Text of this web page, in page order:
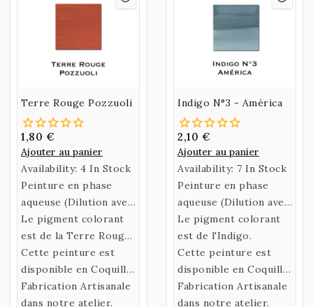
Terre Rouge Pozzuoli
1,80 €
Ajouter au panier
Availability: 4 In Stock
Peinture en phase
aqueuse (Dilution avec
de l’eau)
confectionnée selon
une recette historique
utilisant un liant
naturel fabriqué à
partir de Gomme
Le pigment colorant
est de la Terre Rouge
Pozzuoli.
Cette peinture est
disponible en Coquille
ou en Godet.
Fabrication Artisanale
dans notre atelier.
Indigo N°3 - América
2,10 €
Ajouter au panier
Availability: 7 In Stock
Peinture en phase
aqueuse (Dilution avec
de l’eau)
confectionnée selon
une recette historique
utilisant un liant
naturel fabriqué à
partir de Gomme
Le pigment colorant
est de l'Indigo.
Cette peinture est
disponible en Coquille,
en Godet et en Fiole
sous forme de poudre.
Fabrication Artisanale
dans notre atelier.